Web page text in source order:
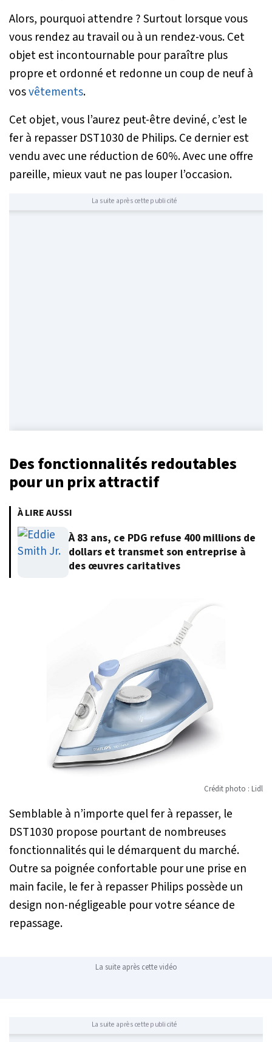
Alors, pourquoi attendre ? Surtout lorsque vous
vous rendez au travail ou à un rendez-vous. Cet
objet est incontournable pour paraître plus
propre et ordonné et redonne un coup de neuf à
vosvêtements.
Cet objet, vous l’aurez peut-être deviné, c’est le
fer à repasser DST1030 de Philips. Ce dernier est
vendu avec une réduction de 60%. Avec une offre
pareille, mieux vaut ne pas louper l’occasion.
La suite après cette publicité
Des fonctionnalités redoutables
pour un prix attractif
À LIRE AUSSI
À 83 ans, ce PDG refuse 400 millions de
dollars et transmet son entreprise à
des œuvres caritatives
Crédit photo : Lidl
Semblable à n’importe quel fer à repasser, le
DST1030 propose pourtant de nombreuses
fonctionnalités qui le démarquent du marché.
Outre sa poignée confortable pour une prise en
main facile, le fer à repasser Philips possède un
design non-négligeable pour votre séance de
repassage.
La suite après cette vidéo
La suite après cette publicité